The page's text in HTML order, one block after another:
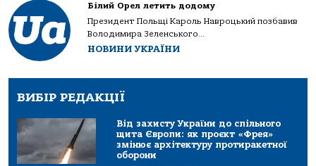
Білий Орел летить додому
Президент Польщі Кароль Навроцький позбавив
Володимира Зеленського...
НОВИНИ УКРАЇНИ
ВИБІР РЕДАКЦІЇ
Від захисту України до спільного
щита Європи: як проєкт «Фрея»
змінює архітектуру протиракетної
оборони